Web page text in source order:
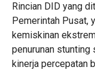
Rincian DID yang
Pemerintah Pusat,
kemiskinan
penurunan stunting
kinerja percepatan